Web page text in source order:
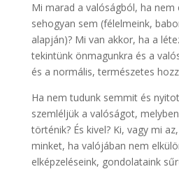
Mi marad a valóságból, ha nem
sehogyan sem (félelmeink,
alapján)? Mi van akkor, ha a
tekintünk önmagunkra és a
és a normális, természetes
Ha nem tudunk semmit és
szemléljük a valóságot,
történik? És kivel? Ki, vagy mi
minket, ha valójában nem
elképzeléseink, gondolataink